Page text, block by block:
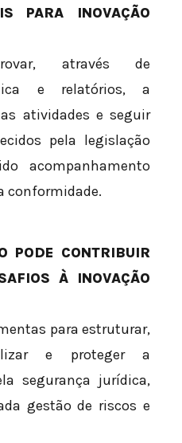
PARA INOVAÇÃO
através de
e relatórios, a
atividades e seguir
pela legislação
acompanhamento
conformidade.
PODE CONTRIBUIR
À INOVAÇÃO
para estruturar,
e proteger a
segurança jurídica,
gestão de riscos e